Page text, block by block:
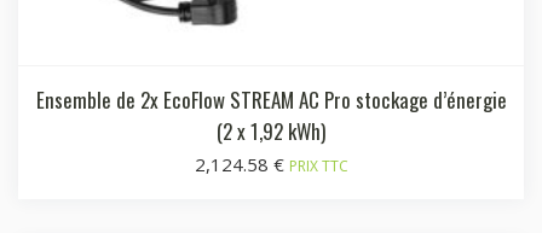
Ensemble de 2x EcoFlow STREAM AC Pro stockage d’énergie
(2 x 1,92 kWh)
2,124.58 € PRIX TTC